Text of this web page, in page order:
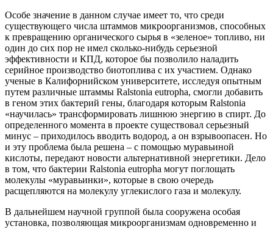
Особе значение в данном случае имеет то, что среди
существующего числа штаммов микроорганизмов, способных
к превращению органического сырья в «зеленое» топливо, ни
один до сих пор не имел сколько-нибудь серьезной
эффективности и КПД, которое бы позволило наладить
серийное производство биотоплива с их участием. Однако
ученые в Калифорнийском университете, исследуя опытным
путем различные штаммы Ralstonia eutropha, смогли добавить
в геном этих бактерий гены, благодаря которым Ralstonia
«научилась» трансформировать лишнюю энергию в спирт. До
определенного момента в проекте существовал серьезный
минус – приходилось вводить водород, а он взрывоопасен. Но
и эту проблема была решена – с помощью муравьиной
кислоты, передают новости альтернативной энергетики. Дело
в том, что бактерии Ralstonia eutropha могут поглощать
молекулы «муравьинки», которые в свою очередь
расщепляются на молекулу углекислого газа и молекулу.
В дальнейшем научной группой была сооружена особая
установка, позволяющая микроорганизмам одновременно и